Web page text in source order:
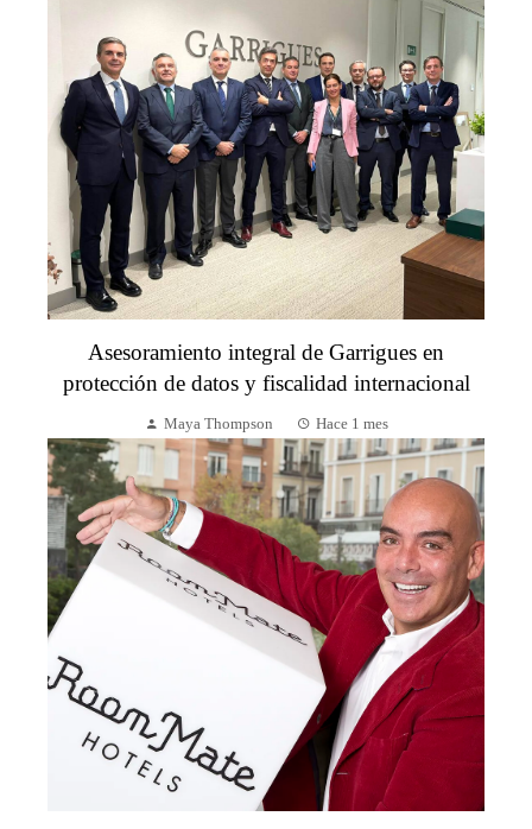
Asesoramiento integral de Garrigues en
protección de datos y fiscalidad internacional
Maya Thompson Hace 1 mes